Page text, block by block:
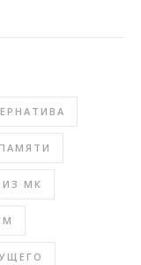
ИЗ МК